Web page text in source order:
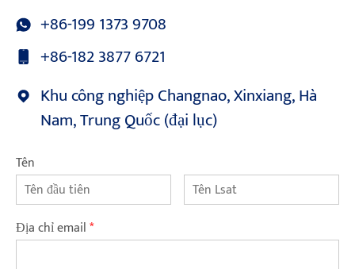
+86-199 1373 9708
+86-182 3877 6721
Khu công nghiệp Changnao, Xinxiang, Hà
Nam, Trung Quốc (đại lục)
Tên
Địa chỉ email*